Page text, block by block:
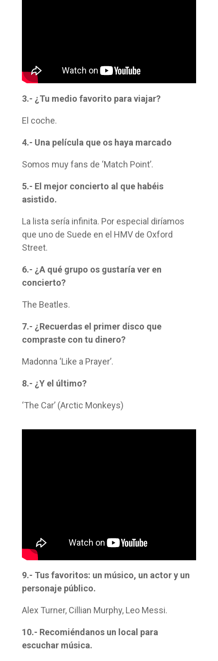
3.- ¿Tu medio favorito para viajar?
El coche.
4.- Una película que os haya marcado
Somos muy fans de ‘Match Point’.
5.- El mejor concierto al que habéis
asistido.
La lista sería infinita. Por especial diríamos
que uno de Suede en el HMV de Oxford
Street.
6.- ¿A qué grupo os gustaría ver en
concierto?
The Beatles.
7.- ¿Recuerdas el primer disco que
compraste con tu dinero?
Madonna ‘Like a Prayer’.
8.- ¿Y el último?
‘The Car’ (Arctic Monkeys)
9.- Tus favoritos: un músico, un actor y un
personaje público.
Alex Turner, Cillian Murphy, Leo Messi.
10.- Recomiéndanos un local para
escuchar música.